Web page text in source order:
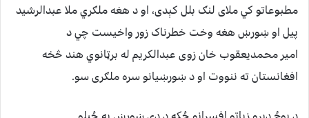
مطبوعاتو کي ملای لنګ بلل کېدی، او د هغه ملګري ملا عبدالرشید
پیل او ښورښ هغه وخت خطرناک زور واخیست چي د
امیر محمدیعقوب خان زوی عبدالکریم له برټانوي هند څخه
افغانستان ته ننووت او د ښورښیانو سره ملګری سو.